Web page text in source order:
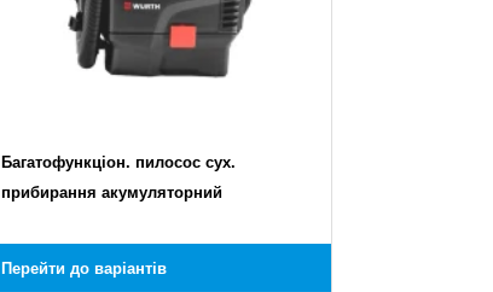
Багатофункціон. пилосос сух.
прибирання акумуляторний
Перейти до варіантів